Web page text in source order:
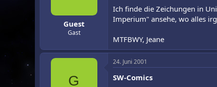
Guest
Gast
Ich finde die Zeichungen in
Imperium" ansehe, wo alles
MTFBWY, Jeane
G
24. Juni 2001
SW-Comics